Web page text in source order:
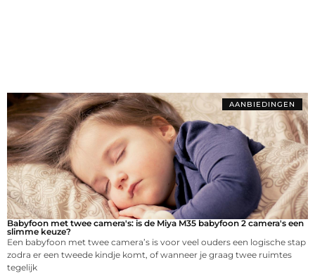
AANBIEDINGEN
Babyfoon met twee camera's: is de Miya M35 babyfoon 2 camera's een
slimme keuze?
Een babyfoon met twee camera’s is voor veel ouders een logische stap
zodra er een tweede kindje komt, of wanneer je graag twee ruimtes
tegelijk